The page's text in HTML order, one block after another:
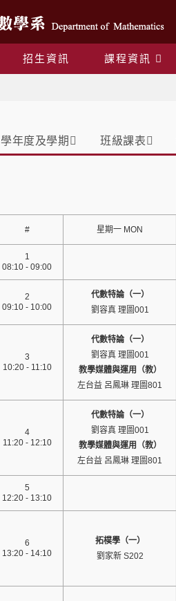
招生資訊 課程資訊
學年度及學期 班級課表
# 星期一 MON
1
08:10 - 09:00
2
09:10 - 10:00
代數特論（一）
劉容真 理圖001
3
10:20 - 11:10
代數特論（一）
劉容真 理圖001
教學媒體與運用（教）
左台益 呂鳳琳 理圖801
4
11:20 - 12:10
代數特論（一）
劉容真 理圖001
教學媒體與運用（教）
左台益 呂鳳琳 理圖801
5
12:20 - 13:10
6
13:20 - 14:10
拓樸學（一）
劉家新 S202